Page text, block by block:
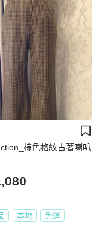
棕色格紋古著喇叭
本地 免運